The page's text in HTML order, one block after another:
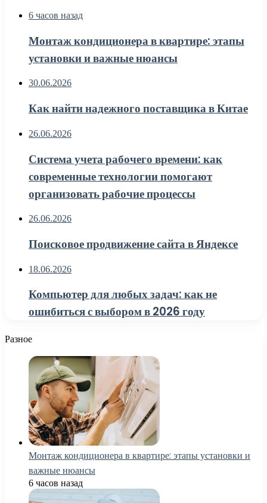
6 часов назад
Монтаж кондиционера в квартире: этапы
установки и важные нюансы
30.06.2026
Как найти надежного поставщика в Китае
26.06.2026
Система учета рабочего времени: как
современные технологии помогают
организовать рабочие процессы
26.06.2026
Поисковое продвижение сайта в Яндексе
18.06.2026
Компьютер для любых задач: как не
ошибиться с выбором в 2026 году
Разное
Монтаж кондиционера в квартире: этапы установки и
важные нюансы
6 часов назад